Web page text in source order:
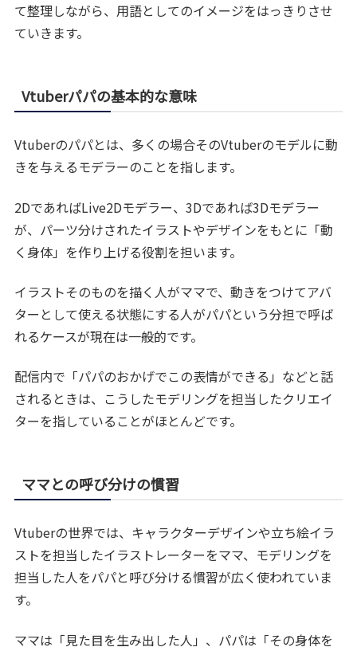
て整理しながら、用語としてのイメージをはっきりさせ
ていきます。
Vtuberパパの基本的な意味
Vtuberのパパとは、多くの場合そのVtuberのモデルに動
きを与えるモデラーのことを指します。
2DであればLive2Dモデラー、3Dであれば3Dモデラー
が、パーツ分けされたイラストやデザインをもとに「動
く身体」を作り上げる役割を担います。
イラストそのものを描く人がママで、動きをつけてアバ
ターとして使える状態にする人がパパという分担で呼ば
れるケースが現在は一般的です。
配信内で「パパのおかげでこの表情ができる」などと話
されるときは、こうしたモデリングを担当したクリエイ
ターを指していることがほとんどです。
ママとの呼び分けの慣習
Vtuberの世界では、キャラクターデザインや立ち絵イラ
ストを担当したイラストレーターをママ、モデリングを
担当した人をパパと呼び分ける慣習が広く使われていま
す。
ママは「見た目を生み出した人」、パパは「その身体を